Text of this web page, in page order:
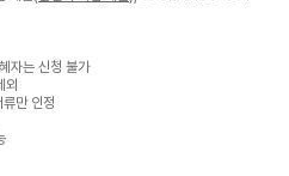
자는 신청 불가
외
만 인정